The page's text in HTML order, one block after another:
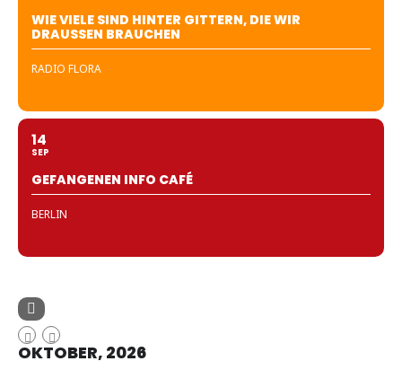
WIE VIELE SIND HINTER GITTERN, DIE WIR
DRAUSSEN BRAUCHEN
RADIO FLORA
14
SEP
GEFANGENEN INFO CAFÉ
BERLIN
OKTOBER, 2026